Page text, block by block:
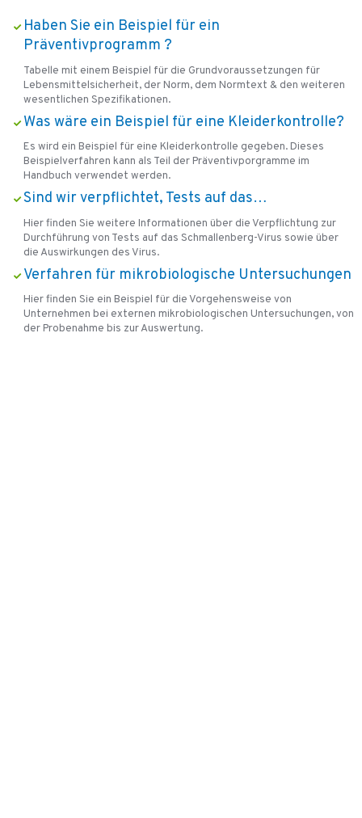
Haben Sie ein Beispiel für ein
Präventivprogramm ?
Tabelle mit einem Beispiel für die Grundvoraussetzungen für
Lebensmittelsicherheit, der Norm, dem Normtext & den weiteren
wesentlichen Spezifikationen.
Was wäre ein Beispiel für eine Kleiderkontrolle?
Es wird ein Beispiel für eine Kleiderkontrolle gegeben. Dieses
Beispielverfahren kann als Teil der Präventivporgramme im
Handbuch verwendet werden.
Sind wir verpflichtet, Tests auf das…
Hier finden Sie weitere Informationen über die Verpflichtung zur
Durchführung von Tests auf das Schmallenberg-Virus sowie über
die Auswirkungen des Virus.
Verfahren für mikrobiologische Untersuchungen
Hier finden Sie ein Beispiel für die Vorgehensweise von
Unternehmen bei externen mikrobiologischen Untersuchungen, von
der Probenahme bis zur Auswertung.